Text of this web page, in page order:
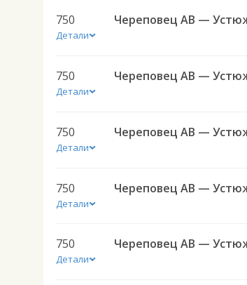
750
Детали
750
Детали
750
Детали
750
Детали
750
Детали